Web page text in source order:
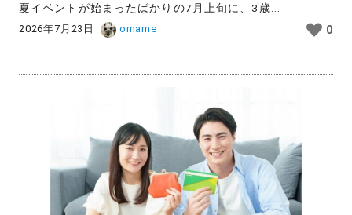
夏イベントが始まったばかりの7月上旬に、3歳...
2026年7月23日 omame 0